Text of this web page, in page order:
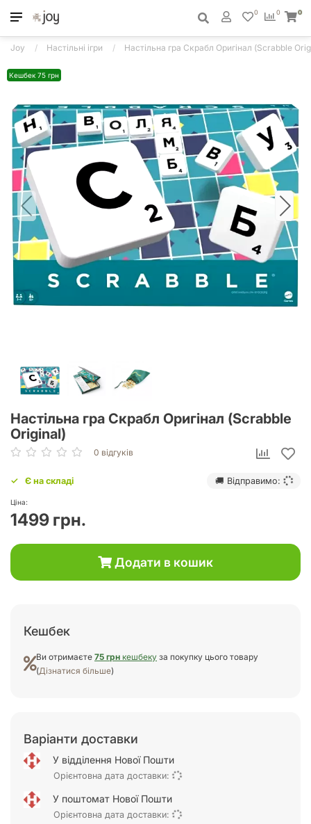
0
0 0
Joy Настільні ігри Настільна гра Скрабл Оригінал (Scrabble
Кешбек 75 грн
Настільна гра Скрабл Оригінал (Scrabble
Original)
0 відгуків
Є на складі 🚚 Відправимо:
Ціна:
1499 грн.
Додати в кошик
Кешбек
Ви отримаєте 75 грн кешбеку за покупку цього товару
(Дізнатися більше)
Варіанти доставки
У відділення Нової Пошти
Орієнтовна дата доставки:
У поштомат Нової Пошти
Орієнтовна дата доставки: